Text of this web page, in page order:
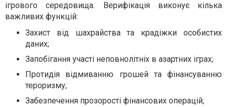
ігрового середовища. Верифікація виконує кілька
важливих функцій:
Захист від шахрайства та крадіжки особистих
даних;
Запобігання участі неповнолітніх в азартних іграх;
Протидія відмиванню грошей та фінансуванню
тероризму;
Забезпечення прозорості фінансових операцій;